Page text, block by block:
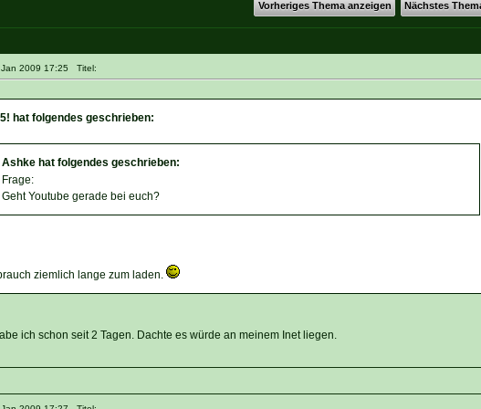
Vorheriges Thema anzeigen Nächstes
Jan 2009 17:25 Titel:
hat folgendes geschrieben:
Ashke hat folgendes geschrieben:
Frage:
Geht Youtube gerade bei euch?
ziemlich lange zum laden.
ich schon seit 2 Tagen. Dachte es würde an meinem Inet liegen.